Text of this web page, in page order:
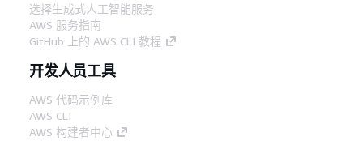
选择生成式人工智能服务
AWS 服务指南
GitHub 上的 AWS CLI 教程
开发人员工具
AWS 代码示例库
AWS CLI
AWS 构建者中心